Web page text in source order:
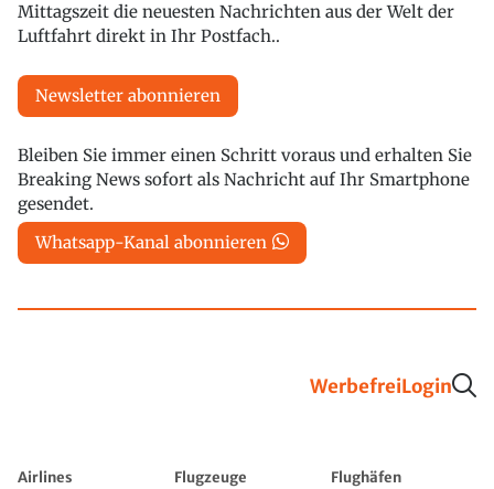
Mittagszeit die neuesten Nachrichten aus der Welt der
Luftfahrt direkt in Ihr Postfach..
Newsletter abonnieren
Bleiben Sie immer einen Schritt voraus und erhalten Sie
Breaking News sofort als Nachricht auf Ihr Smartphone
gesendet.
Whatsapp-Kanal abonnieren
WerbefreiLogin
Airlines Flugzeuge
Flughäfen